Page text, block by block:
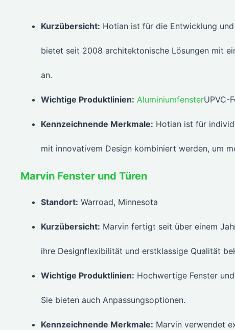
Kurzübersicht: Hotian ist für die Entwicklung
bietet seit 2008 architektonische Lösungen mit
an.
Wichtige Produktlinien: AluminiumfensterUPVC-
Kennzeichnende Merkmale: Hotian ist für
mit innovativem Design kombiniert werden, um
Marvin Fenster und Türen
Standort: Warroad, Minnesota
Kurzübersicht: Marvin fertigt seit über einem
ihre Designflexibilität und erstklassige Qualität
Wichtige Produktlinien: Hochwertige Fenster
Sie bieten auch Anpassungsoptionen.
Kennzeichnende Merkmale: Marvin verwendet